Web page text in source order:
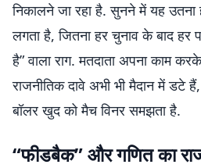
निकालने जा रहा है. सुनने में यह उतना
लगता है, जितना हर चुनाव के बाद हर
है” वाला राग. मतदाता अपना काम
राजनीतिक दावे अभी भी मैदान में
बॉलर खुद को मैच विनर समझता है.
“फीडबैक” और गणित का